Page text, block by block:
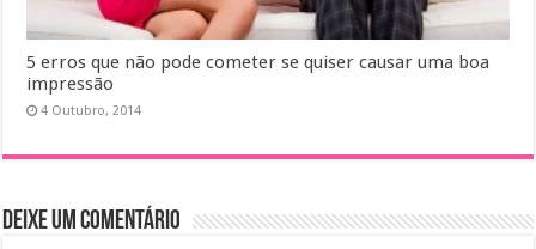
5 erros que não pode cometer se quiser causar uma boa
impressão
4 Outubro, 2014
Deixe um comentário